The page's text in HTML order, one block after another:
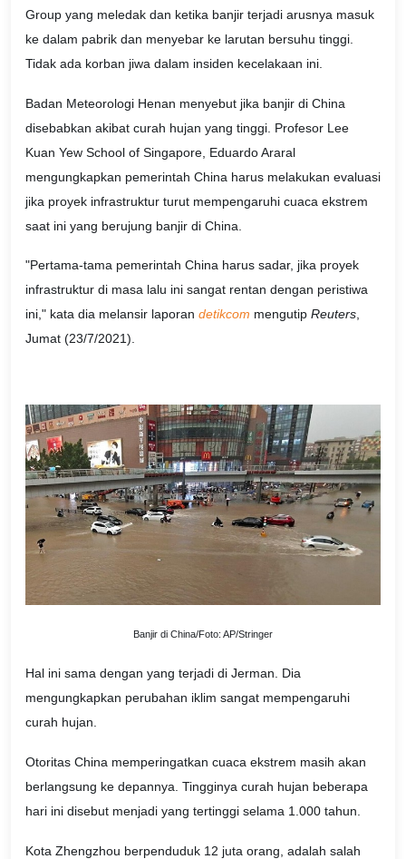
Group yang meledak dan ketika banjir terjadi arusnya masuk
ke dalam pabrik dan menyebar ke larutan bersuhu tinggi.
Tidak ada korban jiwa dalam insiden kecelakaan ini.
Badan Meteorologi Henan menyebut jika banjir di China
disebabkan akibat curah hujan yang tinggi. Profesor Lee
Kuan Yew School of Singapore, Eduardo Araral
mengungkapkan pemerintah China harus melakukan evaluasi
jika proyek infrastruktur turut mempengaruhi cuaca ekstrem
saat ini yang berujung banjir di China.
"Pertama-tama pemerintah China harus sadar, jika proyek
infrastruktur di masa lalu ini sangat rentan dengan peristiwa
ini," kata dia melansir laporan detikcom mengutip Reuters,
Jumat (23/7/2021).
Banjir di China/Foto: AP/Stringer
Hal ini sama dengan yang terjadi di Jerman. Dia
mengungkapkan perubahan iklim sangat mempengaruhi
curah hujan.
Otoritas China memperingatkan cuaca ekstrem masih akan
berlangsung ke depannya. Tingginya curah hujan beberapa
hari ini disebut menjadi yang tertinggi selama 1.000 tahun.
Kota Zhengzhou berpenduduk 12 juta orang, adalah salah